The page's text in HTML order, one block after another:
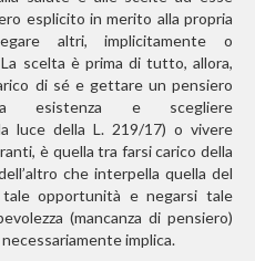
esplicito in merito alla propria
altri, implicitamente o
scelta è prima di tutto, allora,
di sé e gettare un pensiero
esistenza e scegliere
luce della L. 219/17) o vivere
è quella tra farsi carico della
che interpella quella del
opportunità e negarsi tale
(mancanza di pensiero)
implica.